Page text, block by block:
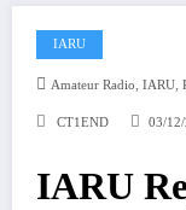
IARU
Amateur Radio, IARU,
CT1END 03/
IARU